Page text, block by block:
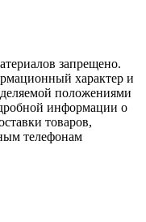
запрещено.
характер и
положениями
информации о
товаров,
телефонам